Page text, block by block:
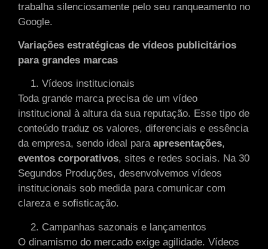
trabalha silenciosamente pelo seu ranqueamento no
Google.
Variações estratégicas de vídeos publicitários
para grandes marcas
Vídeos institucionais
Toda grande marca precisa de um vídeo
institucional à altura da sua reputação. Esse tipo de
conteúdo traduz os valores, diferenciais e essência
da empresa, sendo ideal para apresentações,
eventos corporativos, sites e redes sociais. Na 30
Segundos Produções, desenvolvemos vídeos
institucionais sob medida para comunicar com
clareza e sofisticação.
Campanhas sazonais e lançamentos
O dinamismo do mercado exige agilidade. Vídeos